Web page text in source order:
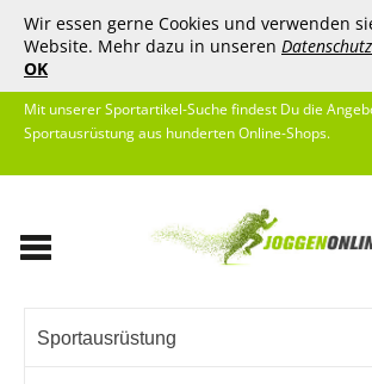
Wir essen gerne Cookies und verwenden
Website. Mehr dazu in unseren
OK
Mit unserer Sportartikel-Suche findest Du die
Sportausrüstung aus hunderten Online-Shops.
Sportausrüstung